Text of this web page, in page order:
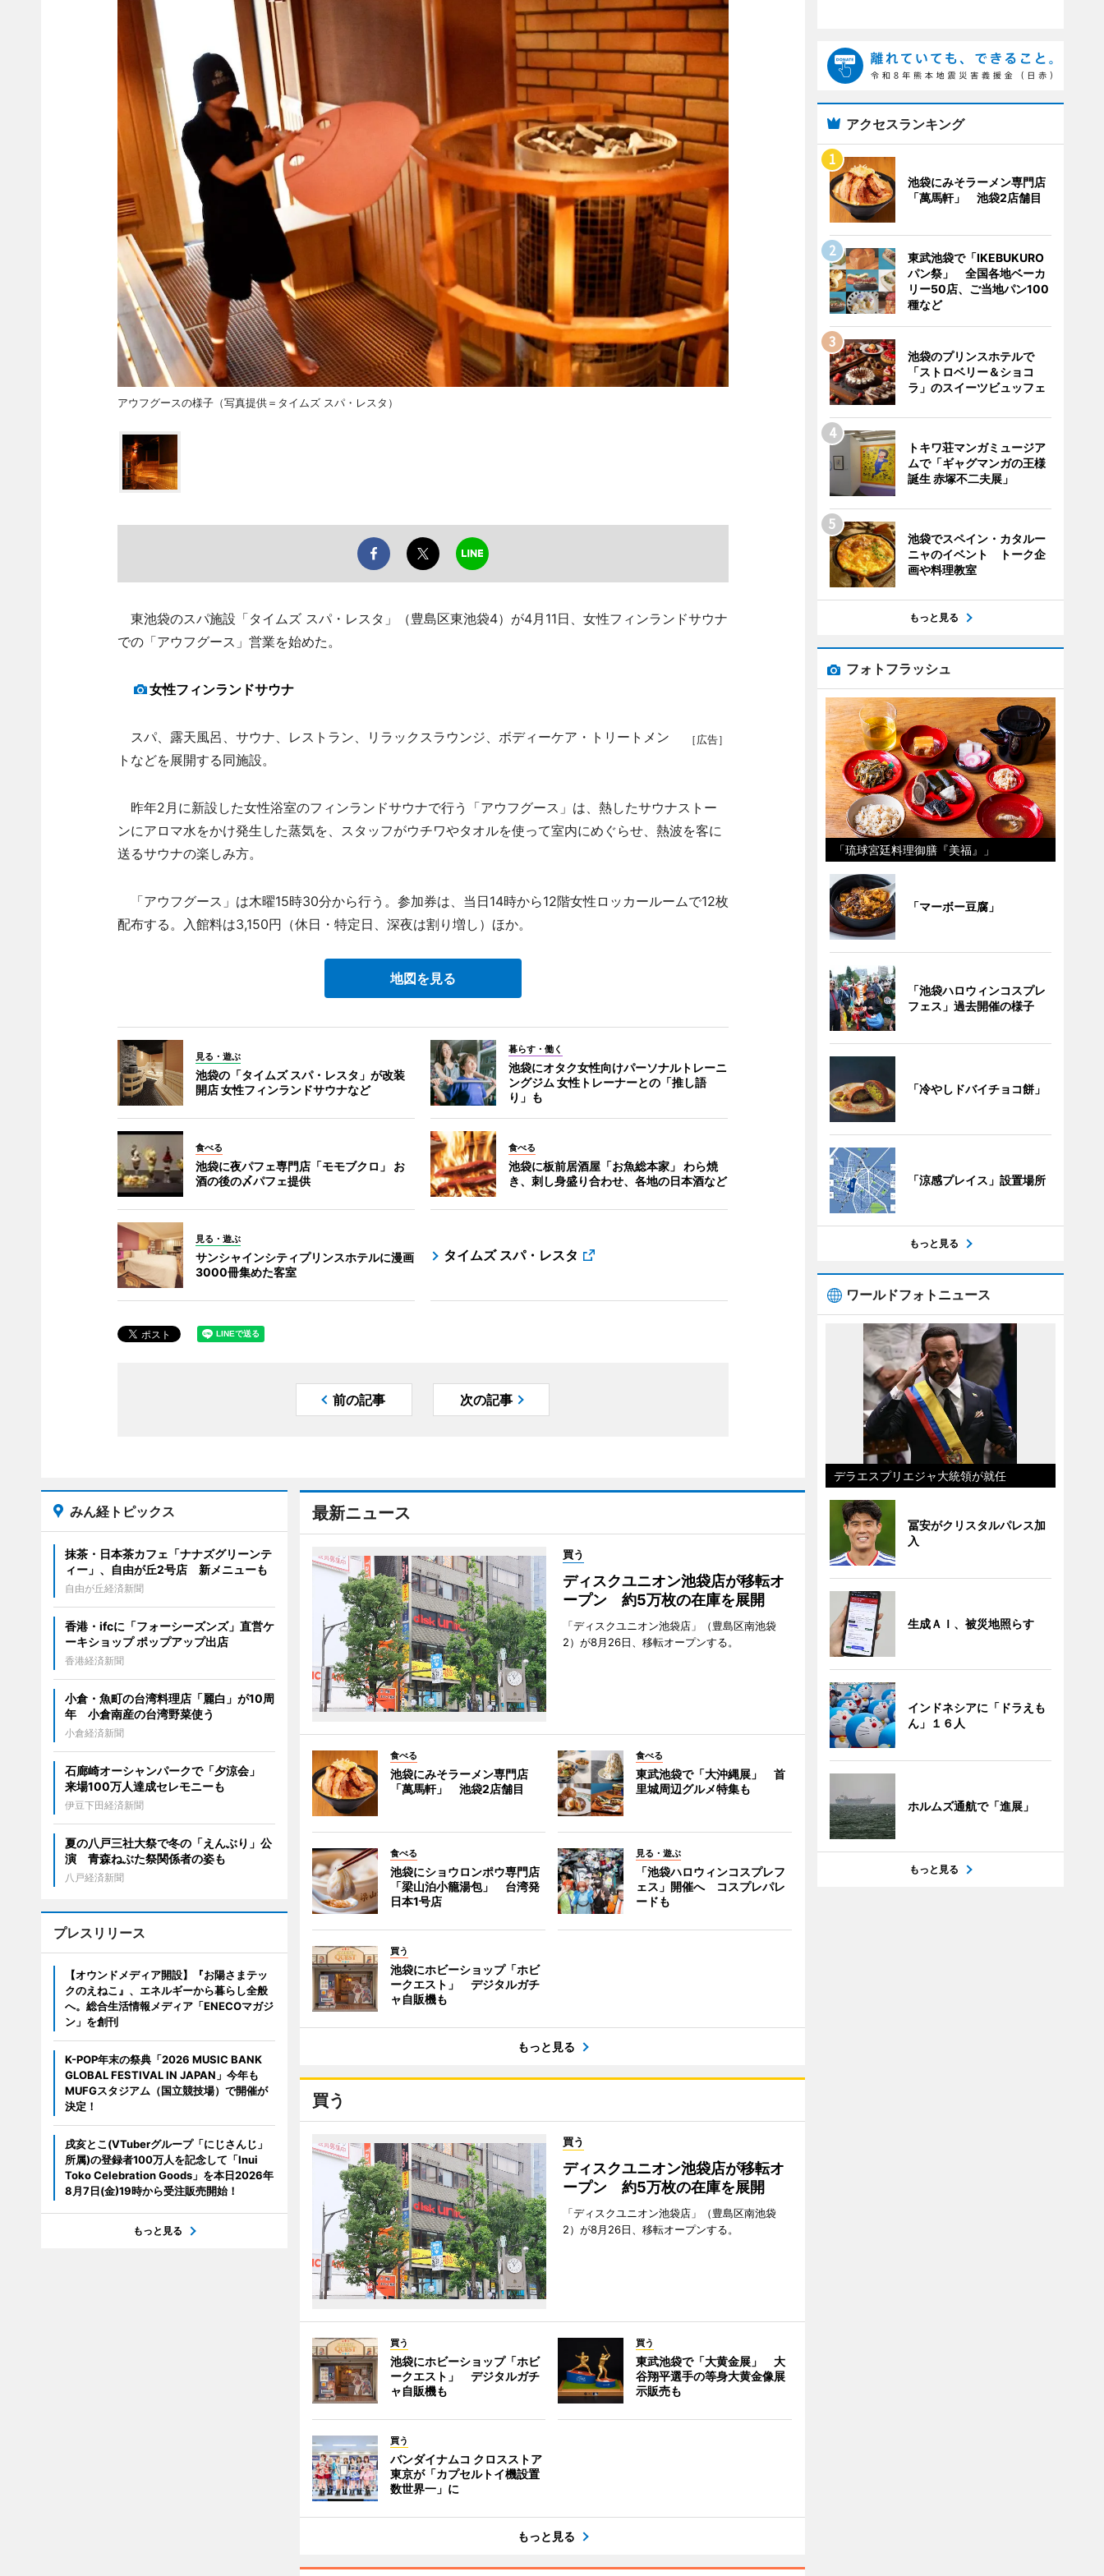
アウフグースの様子（写真提供＝タイムズ スパ・レスタ）
東池袋のスパ施設「タイムズ スパ・レスタ」（豊島区東池袋4）が4月11日、女性フィンランドサウナ
での「アウフグース」営業を始めた。
女性フィンランドサウナ
［広告］
スパ、露天風呂、サウナ、レストラン、リラックスラウンジ、ボディーケア・トリートメン
トなどを展開する同施設。
昨年2月に新設した女性浴室のフィンランドサウナで行う「アウフグース」は、熱したサウナストー
ンにアロマ水をかけ発生した蒸気を、スタッフがウチワやタオルを使って室内にめぐらせ、熱波を客に
送るサウナの楽しみ方。
「アウフグース」は木曜15時30分から行う。参加券は、当日14時から12階女性ロッカールームで12枚
配布する。入館料は3,150円（休日・特定日、深夜は割り増し）ほか。
地図を見る
見る・遊ぶ
池袋の「タイムズ スパ・レスタ」が改装
開店 女性フィンランドサウナなど
暮らす・働く
池袋にオタク女性向けパーソナルトレーニ
ングジム 女性トレーナーとの「推し語
り」も
食べる
池袋に夜パフェ専門店「モモブクロ」 お
酒の後の〆パフェ提供
食べる
池袋に板前居酒屋「お魚総本家」 わら焼
き、刺し身盛り合わせ、各地の日本酒など
見る・遊ぶ
サンシャインシティプリンスホテルに漫画
3000冊集めた客室
タイムズ スパ・レスタ
前の記事 次の記事
最新ニュース
買う
ディスクユニオン池袋店が移転オ
ープン 約5万枚の在庫を展開
「ディスクユニオン池袋店」（豊島区南池袋
2）が8月26日、移転オープンする。
食べる
池袋にみそラーメン専門店
「萬馬軒」 池袋2店舗目
食べる
東武池袋で「大沖縄展」 首
里城周辺グルメ特集も
食べる
池袋にショウロンポウ専門店
「梁山泊小籠湯包」 台湾発
日本1号店
見る・遊ぶ
「池袋ハロウィンコスプレフ
ェス」開催へ コスプレパレ
ードも
買う
池袋にホビーショップ「ホビ
ークエスト」 デジタルガチ
ャ自販機も
もっと見る
買う
買う
ディスクユニオン池袋店が移転オ
ープン 約5万枚の在庫を展開
「ディスクユニオン池袋店」（豊島区南池袋
2）が8月26日、移転オープンする。
買う
池袋にホビーショップ「ホビ
ークエスト」 デジタルガチ
ャ自販機も
買う
東武池袋で「大黄金展」 大
谷翔平選手の等身大黄金像展
示販売も
買う
バンダイナムコ クロスストア
東京が「カプセルトイ機設置
数世界一」に
もっと見る
みん経トピックス
抹茶・日本茶カフェ「ナナズグリーンテ
ィー」、自由が丘2号店 新メニューも
自由が丘経済新聞
香港・ifcに「フォーシーズンズ」直営ケ
ーキショップ ポップアップ出店
香港経済新聞
小倉・魚町の台湾料理店「麗白」が10周
年 小倉南産の台湾野菜使う
小倉経済新聞
石廊崎オーシャンパークで「夕涼会」
来場100万人達成セレモニーも
伊豆下田経済新聞
夏の八戸三社大祭で冬の「えんぶり」公
演 青森ねぶた祭関係者の姿も
八戸経済新聞
プレスリリース
【オウンドメディア開設】『お陽さまテッ
クのえねこ』、エネルギーから暮らし全般
へ。総合生活情報メディア「ENECOマガジ
ン」を創刊
K-POP年末の祭典「2026 MUSIC BANK
GLOBAL FESTIVAL IN JAPAN」今年も
MUFGスタジアム（国立競技場）で開催が
決定！
戌亥とこ(VTuberグループ「にじさんじ」
所属)の登録者100万人を記念して「Inui
Toko Celebration Goods」を本日2026年
8月7日(金)19時から受注販売開始！
もっと見る
アクセスランキング
池袋にみそラーメン専門店
「萬馬軒」 池袋2店舗目
東武池袋で「IKEBUKURO
パン祭」 全国各地ベーカ
リー50店、ご当地パン100
種など
池袋のプリンスホテルで
「ストロベリー＆ショコ
ラ」のスイーツビュッフェ
トキワ荘マンガミュージア
ムで「ギャグマンガの王様
誕生 赤塚不二夫展」
池袋でスペイン・カタルー
ニャのイベント トーク企
画や料理教室
もっと見る
フォトフラッシュ
「琉球宮廷料理御膳『美福』」
「マーボー豆腐」
「池袋ハロウィンコスプレ
フェス」過去開催の様子
「冷やしドバイチョコ餅」
「涼感プレイス」設置場所
もっと見る
ワールドフォトニュース
デラエスプリエジャ大統領が就任
冨安がクリスタルパレス加
入
生成ＡＩ、被災地照らす
インドネシアに「ドラえも
ん」１６人
ホルムズ通航で「進展」
もっと見る